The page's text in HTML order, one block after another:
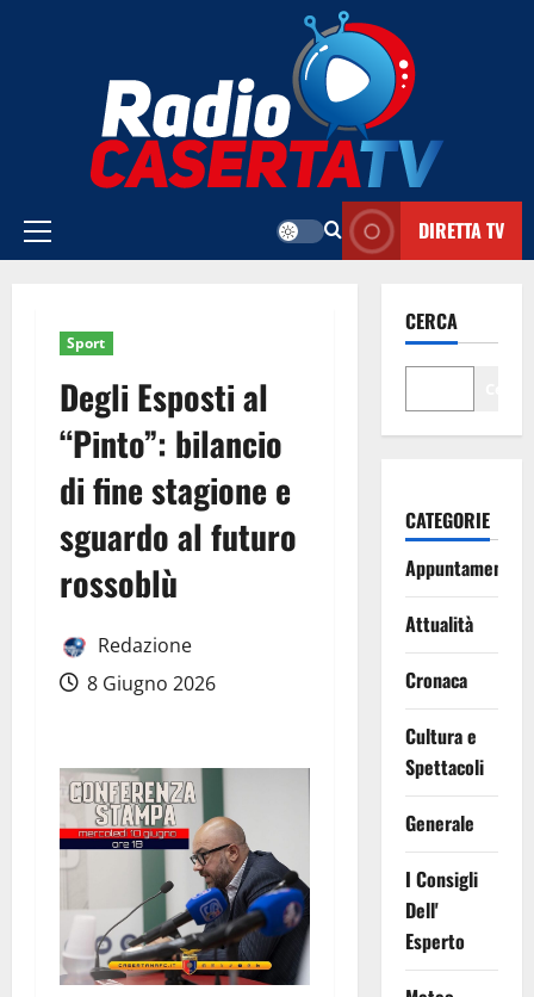
Menu
DIRETTA TV
Sport
Degli Esposti al
“Pinto”: bilancio
di fine stagione e
sguardo al futuro
rossoblù
Redazione
8 Giugno 2026
CERCA
CATEGORIE
Appuntamenti
Attualità
Cronaca
Cultura e
Spettacoli
Generale
I Consigli
Dell'
Esperto